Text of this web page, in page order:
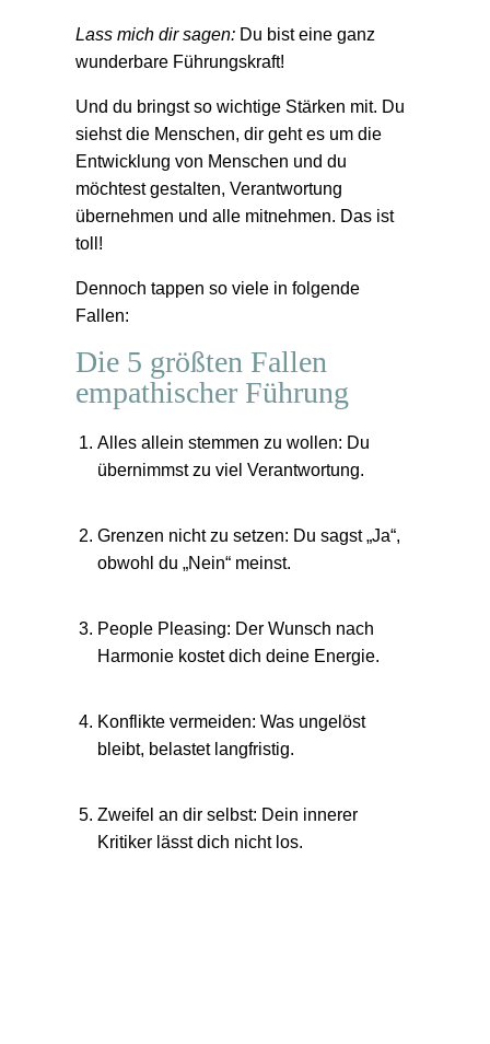
Lass mich dir sagen: Du bist eine ganz
wunderbare Führungskraft!
Und du bringst so wichtige Stärken mit. Du
siehst die Menschen, dir geht es um die
Entwicklung von Menschen und du
möchtest gestalten, Verantwortung
übernehmen und alle mitnehmen. Das ist
toll!
Dennoch tappen so viele in folgende
Fallen:
Die 5 größten Fallen
empathischer Führung
Alles allein stemmen zu wollen: Du
übernimmst zu viel Verantwortung.
Grenzen nicht zu setzen: Du sagst „Ja“,
obwohl du „Nein“ meinst.
People Pleasing: Der Wunsch nach
Harmonie kostet dich deine Energie.
Konflikte vermeiden: Was ungelöst
bleibt, belastet langfristig.
Zweifel an dir selbst: Dein innerer
Kritiker lässt dich nicht los.